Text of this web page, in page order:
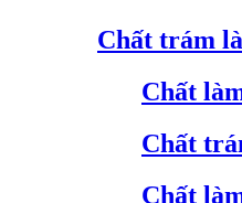
Chất trám
Chất
Chất
Chất